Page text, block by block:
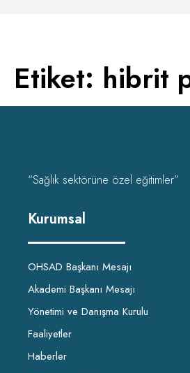
Etiket: hibrit
“Sağlık sektörüne özel eğitimler”
Kurumsal
OHSAD Başkanı Mesajı
Akademi Başkanı Mesajı
Yönetimi ve Danışma Kurulu
Faaliyetler
Haberler